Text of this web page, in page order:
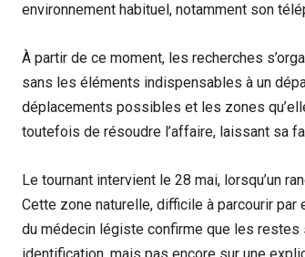
environnement habituel, notamment son
À partir de ce moment, les recherches
sans les éléments indispensables à un
déplacements possibles et les zones
toutefois de résoudre l’affaire, laissant sa
Le tournant intervient le 28 mai, lorsqu’un
Cette zone naturelle, difficile à parcourir
du médecin légiste confirme que les